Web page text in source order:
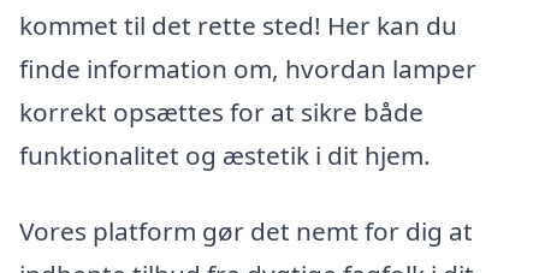
kommet til det rette sted! Her kan du
finde information om, hvordan lamper
korrekt opsættes for at sikre både
funktionalitet og æstetik i dit hjem.
Vores platform gør det nemt for dig at